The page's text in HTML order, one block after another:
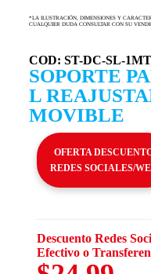
*LA ILUSTRACIÓN, DIMENSIONES Y
CUALQUIER DUDA CONSULTAR CON SU
COD: ST-DC-SL-
SOPORTE
L
MOVIBLE
OFERTA
REDES SOCIALES/
Descuento Redes
Efectivo o